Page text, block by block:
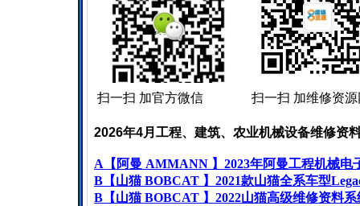
扫一扫 加官方微信 扫一扫 加维修资源
2026年4月工程、建筑、农业机械设备维修资
A 【阿曼 AMMANN 】 2023年阿曼工程机械电
B 【山猫BOBCAT 】 2021款山猫全系车型
B 【山猫BOBCAT 】 2022山猫高级维修资料系